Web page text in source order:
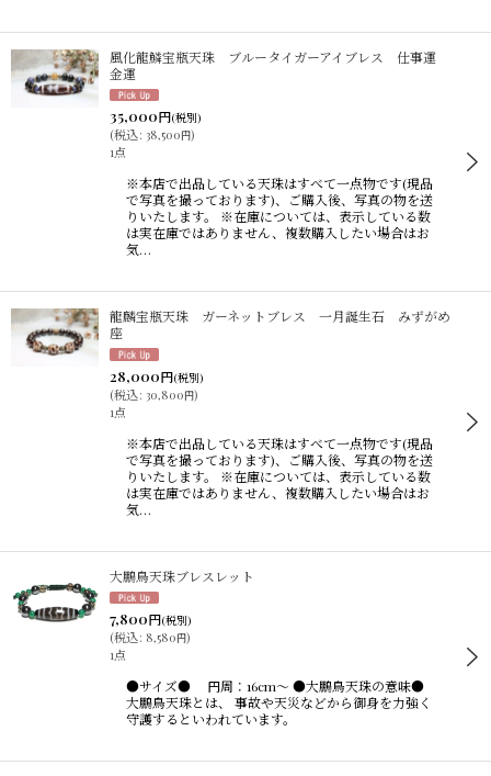
風化龍鱗宝瓶天珠 ブルータイガーアイブレス 仕事運
金運
35,000円(税別)
(税込: 38,500円)
1点
※本店で出品している天珠はすべて一点物です(現品
で写真を撮っております)、ご購入後、写真の物を送
りいたします。 ※在庫については、表示している数
は実在庫ではありません、複数購入したい場合はお
気…
龍麟宝瓶天珠 ガーネットブレス 一月誕生石 みずがめ
座
28,000円(税別)
(税込: 30,800円)
1点
※本店で出品している天珠はすべて一点物です(現品
で写真を撮っております)、ご購入後、写真の物を送
りいたします。 ※在庫については、表示している数
は実在庫ではありません、複数購入したい場合はお
気…
大鵬鳥天珠ブレスレット
7,800円(税別)
(税込: 8,580円)
1点
●サイズ● 円周：16cm〜 ●大鵬鳥天珠の意味●
大鵬鳥天珠とは、 事故や天災などから御身を力強く
守護するといわれています。